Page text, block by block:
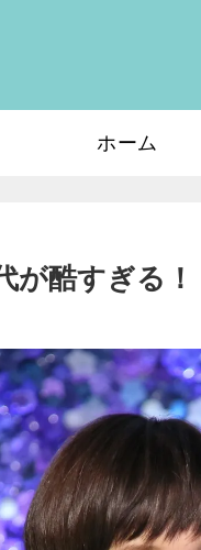
ホーム
が酷すぎる